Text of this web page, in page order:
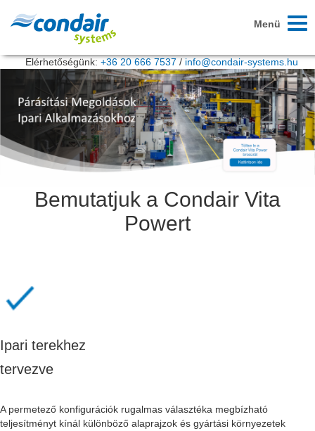
Menü
Elérhetőségünk: +36 20 666 7537/ info@condair-systems.hu
Bemutatjuk a Condair Vita
Powert
Ipari terekhez
tervezve
A permetező konfigurációk rugalmas választéka megbízható
teljesítményt kínál különböző alaprajzok és gyártási környezetek